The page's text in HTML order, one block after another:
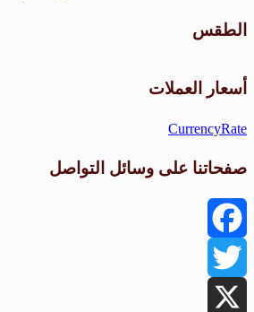
الطقس
أسعار العملات
CurrencyRate
صفحاتنا على وسائل التواصل
Facebook
Twitter